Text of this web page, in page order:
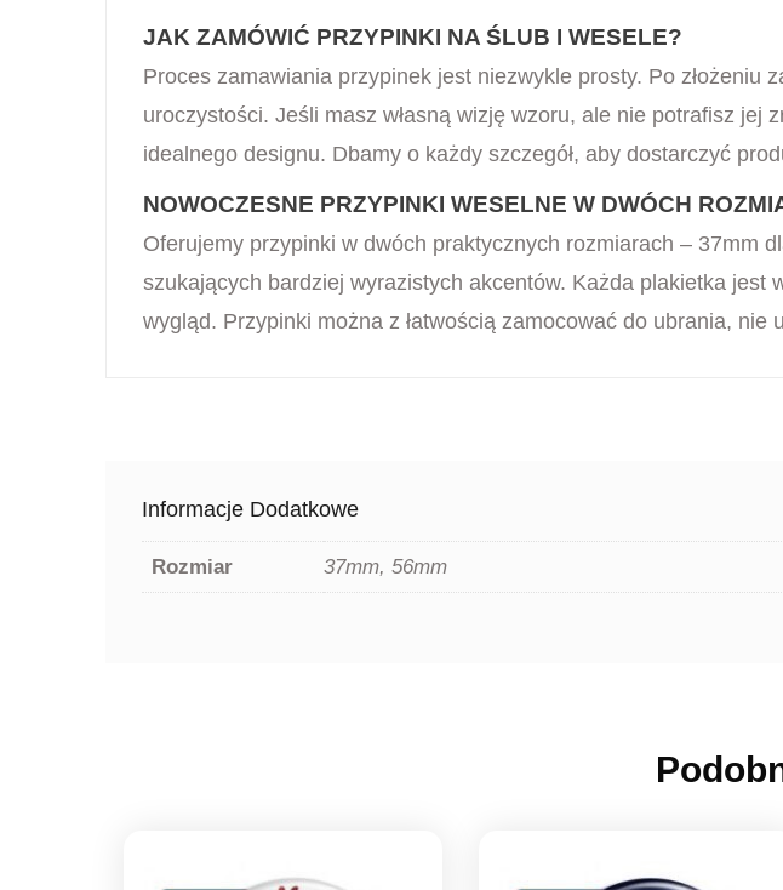
JAK ZAMÓWIĆ PRZYPINKI NA ŚLUB I WESELE?
Proces zamawiania przypinek jest niezwykle prosty. Po złożeniu
uroczystości. Jeśli masz własną wizję wzoru, ale nie potrafisz jej
idealnego designu. Dbamy o każdy szczegół, aby dostarczyć
NOWOCZESNE PRZYPINKI WESELNE W DWÓCH
Oferujemy przypinki w dwóch praktycznych rozmiarach – 37mm
szukających bardziej wyrazistych akcentów. Każda plakietka jest
wygląd. Przypinki można z łatwością zamocować do ubrania, nie
Informacje Dodatkowe
Rozmiar 37mm, 56mm